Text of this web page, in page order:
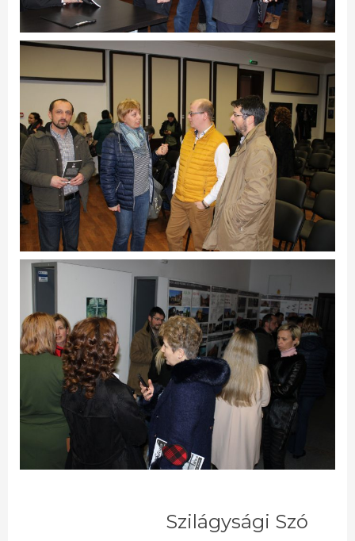
Szilágysági Szó